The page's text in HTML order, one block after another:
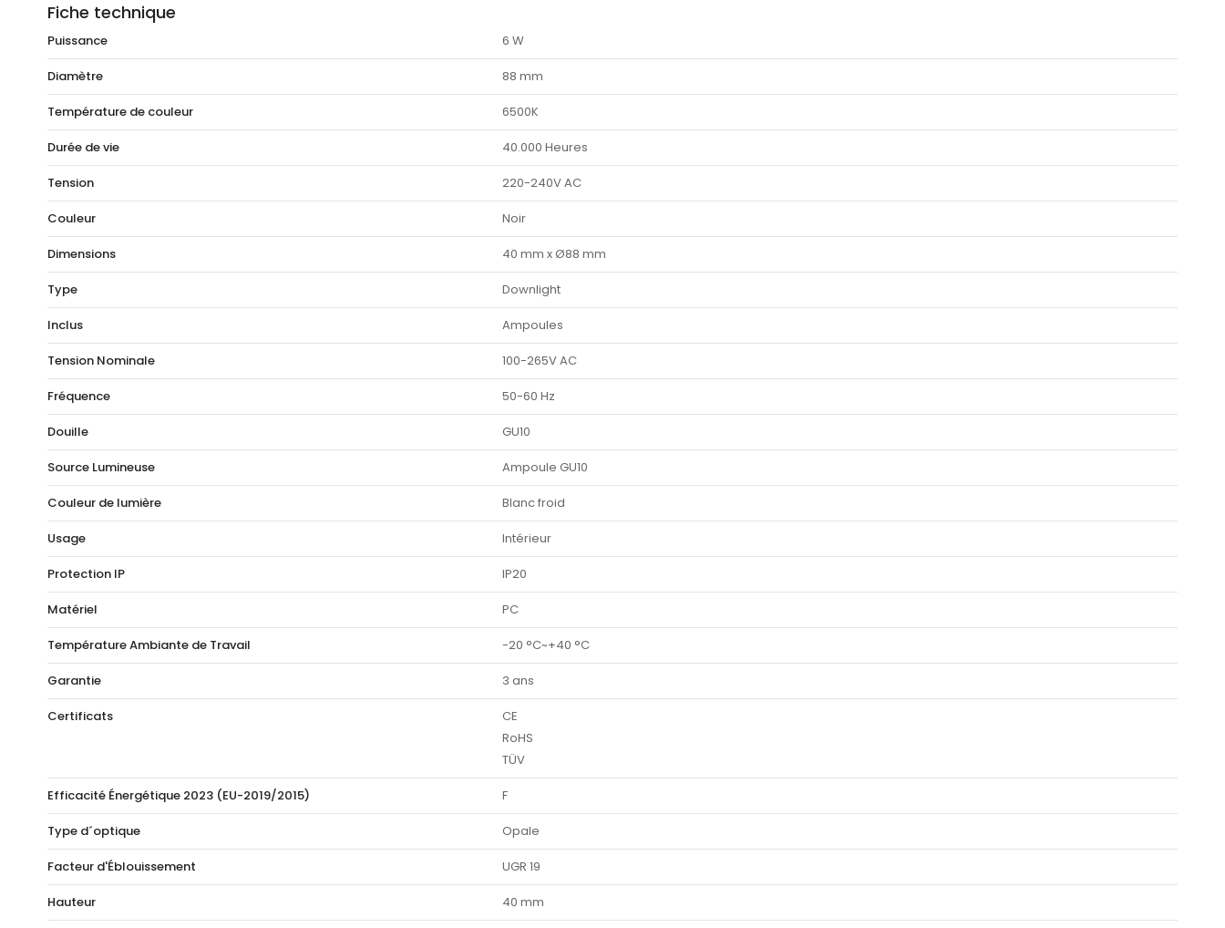
Fiche technique
Puissance 6 W
Diamètre 88 mm
Température de couleur 6500K
Durée de vie 40.000 Heures
Tension 220-240V AC
Couleur Noir
Dimensions 40 mm x Ø88 mm
Type Downlight
Inclus Ampoules
Tension Nominale 100-265V AC
Fréquence 50-60 Hz
Douille GU10
Source Lumineuse Ampoule GU10
Couleur de lumière Blanc froid
Usage Intérieur
Protection IP IP20
Matériel PC
Température Ambiante de Travail -20 °C~+40 °C
Garantie 3 ans
Certificats
CE
RoHS
TÜV
Efficacité Énergétique 2023 (EU-2019/2015) F
Type d´optique Opale
Facteur d'Éblouissement UGR 19
Hauteur 40 mm